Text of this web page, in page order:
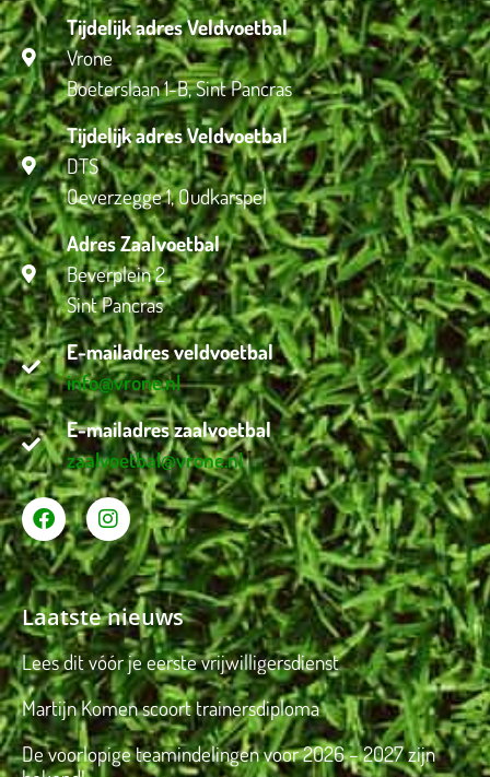
Tijdelijk adres Veldvoetbal
Vrone
Boeterslaan 1-B, Sint Pancras
Tijdelijk adres Veldvoetbal
DTS
Oeverzegge 1, Oudkarspel
Adres Zaalvoetbal
Beverplein 2
Sint Pancras
E-mailadres veldvoetbal
info@vrone.nl
E-mailadres zaalvoetbal
zaalvoetbal@vrone.nl
Laatste nieuws
Lees dit vóór je eerste vrijwilligersdienst
Martijn Komen scoort trainersdiploma
De voorlopige teamindelingen voor 2026 – 2027 zijn